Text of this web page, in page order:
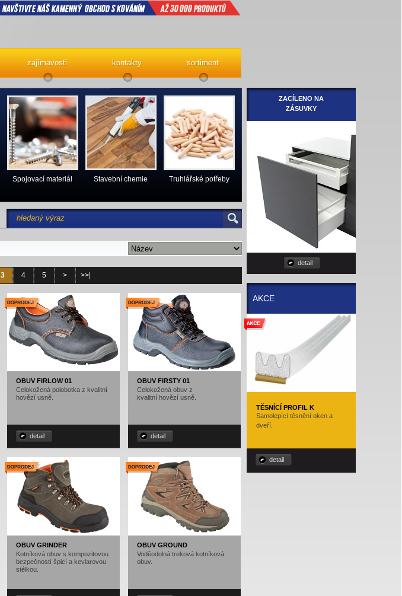
zajímavosti kontakty sortiment
Spojovací materiál Stavební chemie Truhlářské potřeby
3 4 5 > >>|
OBUV FIRLOW 01
Celokožená polobotka z kvalitní
hovězí usně.
detail
OBUV FIRSTY 01
Celokožená obuv z
kvalitní hovězí usně.
detail
OBUV GRINDER
Kotníková obuv s kompozitovou
bezpečností špicí a kevlarovou
stélkou.
OBUV GROUND
Voděodolná treková kotníková
obuv.
ZACÍLENO NA
ZÁSUVKY
detail
AKCE
TĚSNÍCÍ PROFIL K
Samolepící těsnění oken a
dveří.
detail